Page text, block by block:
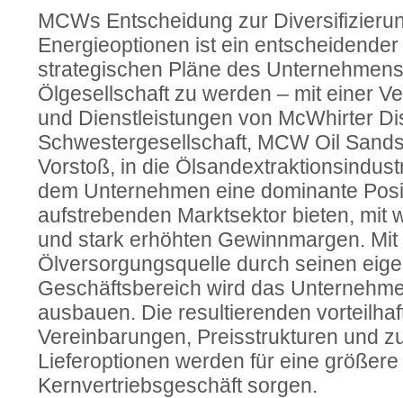
MCWs Entscheidung zur
Energieoptionen ist ein
strategischen Pläne des
Ölgesellschaft zu werden – mit einer
und Dienstleistungen von McWhirter
Schwestergesellschaft, MCW Oil
Vorstoß, in die
dem Unternehmen eine dominante
aufstrebenden Marktsektor bieten, mit
und stark erhöhten Gewinnmargen.
Ölversorgungsquelle durch seinen
Geschäftsbereich wird das
ausbauen. Die resultierenden
Vereinbarungen, Preisstrukturen und
Lieferoptionen werden für eine
Kernvertriebsgeschäft sorgen.